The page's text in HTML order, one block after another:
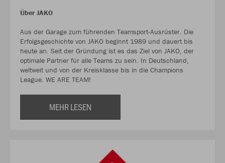
Über JAKO
Aus der Garage zum führenden Teamsport-Ausrüster. Die
Erfolgsgeschichte von JAKO beginnt 1989 und dauert bis
heute an. Seit der Gründung ist es das Ziel von JAKO, der
optimale Partner für alle Teams zu sein. In Deutschland,
weltweit und von der Kreisklasse bis in die Champions
League. WE ARE TEAM!
MEHR LESEN